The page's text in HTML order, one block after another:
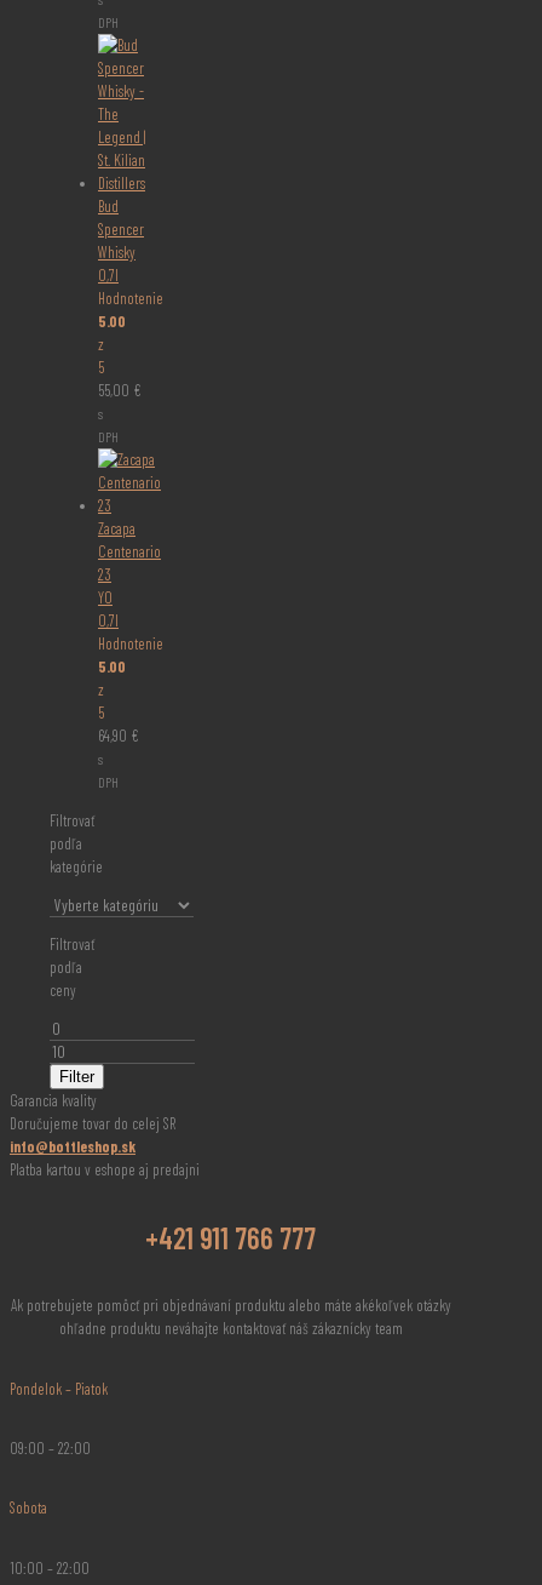
DPH
Bud
Spencer
Whisky
0,7l
Hodnotenie
5.00
z
5
55,00 €
s
DPH
Zacapa
Centenario
23
YO
0,7l
Hodnotenie
5.00
z
5
64,90 €
s
DPH
Filtrovať
podľa
kategórie
Filtrovať
podľa
ceny
Minimálna
cena
Maximálna
cena
Filter
Garancia kvality
Doručujeme tovar do celej SR
info@bottleshop.sk
Platba kartou v eshope aj predajni
+421 911 766 777
Ak potrebujete pomôcť pri objednávaní produktu alebo máte akékoľvek otázky
ohľadne produktu neváhajte kontaktovať náš zákaznícky team
Pondelok – Piatok
09:00 – 22:00
Sobota
10:00 – 22:00